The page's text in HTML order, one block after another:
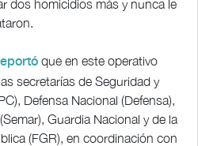
dos homicidios más y nunca le
que en este operativo
secretarías de Seguridad y
Defensa Nacional (Defensa),
Guardia Nacional y de la
(FGR), en coordinación con